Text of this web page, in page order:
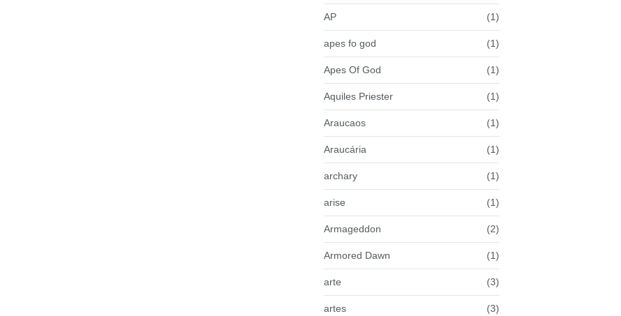
AP (1)
apes fo god (1)
Apes Of God (1)
Aquiles Priester (1)
Araucaos (1)
Araucária (1)
archary (1)
arise (1)
Armageddon (2)
Armored Dawn (1)
arte (3)
artes (3)